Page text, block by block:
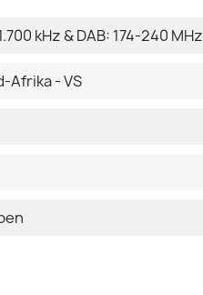
kHz & DAB: 174-240 MHz
Afrika - VS